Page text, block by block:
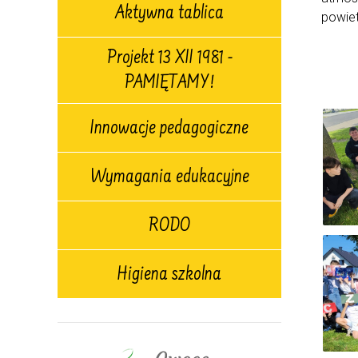
Aktywna tablica
Projekt 13 XII 1981 -
PAMIĘTAMY!
Innowacje pedagogiczne
Wymagania edukacyjne
RODO
Higiena szkolna